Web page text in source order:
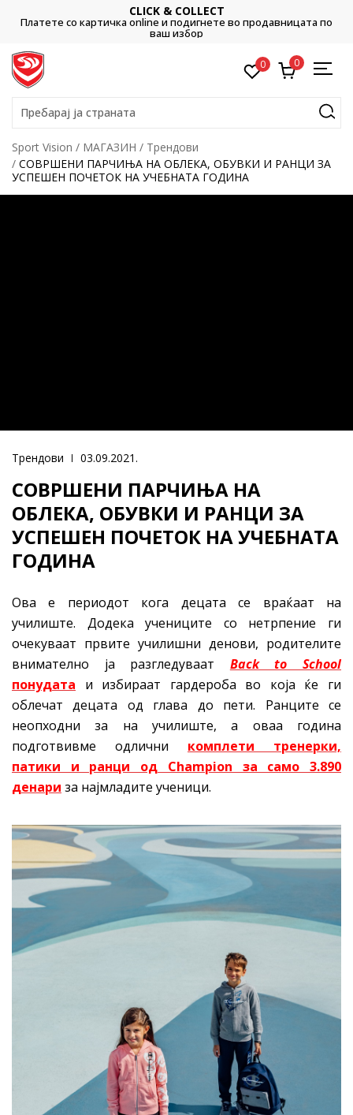
CLICK & COLLECT
Платете со картичка online и подигнете во продавницата по
ваш избор
0 0
Пребарај ја страната
Sport Vision МАГАЗИН
Трендови
СОВРШЕНИ ПАРЧИЊА НА ОБЛЕКА, ОБУВКИ И РАНЦИ ЗА
УСПЕШЕН ПОЧЕТОК НА УЧЕБНАТА ГОДИНА
Трендови 03.09.2021.
СОВРШЕНИ ПАРЧИЊА НА
ОБЛЕКА, ОБУВКИ И РАНЦИ ЗА
УСПЕШЕН ПОЧЕТОК НА УЧЕБНАТА
ГОДИНА
Ова е периодот кога децата се враќаат на
училиште. Додека учениците со нетрпение ги
очекуваат првите училишни денови, родителите
внимателно ја разгледуваат Back to School
понудата и избираат гардероба во која ќе ги
облечат децата од глава до пети. Ранците се
неопходни за на училиште, а оваа година
подготвивме одлични комплети тренерки,
патики и ранци од Champion за само 3.890
денари за најмладите ученици.